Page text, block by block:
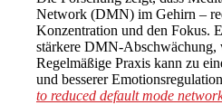
Network (DMN) im Gehirn –
Konzentration und den Fokus.
stärkere DMN-Abschwächung,
Regelmäßige Praxis kann zu
und besserer
to reduced default mode